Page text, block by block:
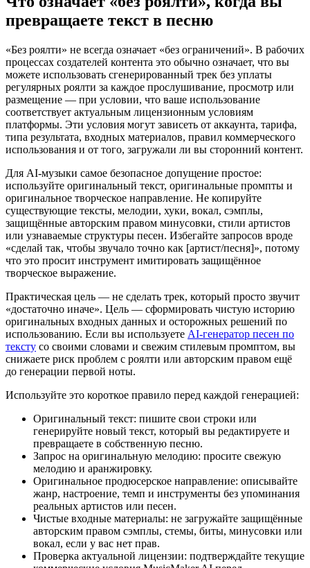
превращаете текст в песню
«Без роялти» не всегда означает «без ограничений». В рабочих
процессах создателей контента это обычно означает, что вы
можете использовать сгенерированный трек без уплаты
регулярных роялти за каждое прослушивание, просмотр или
размещение — при условии, что ваше использование
соответствует актуальным лицензионным условиям
платформы. Эти условия могут зависеть от аккаунта, тарифа,
типа результата, входных материалов, правил коммерческого
использования и от того, загружали ли вы сторонний контент.
Для AI-музыки самое безопасное допущение простое:
используйте оригинальный текст, оригинальные промпты и
оригинальное творческое направление. Не копируйте
существующие тексты, мелодии, хуки, вокал, сэмплы,
защищённые авторским правом минусовки, стили артистов
или узнаваемые структуры песен. Избегайте запросов вроде
«сделай так, чтобы звучало точно как [артист/песня]», потому
что это просит инструмент имитировать защищённое
творческое выражение.
Практическая цель — не сделать трек, который просто звучит
«достаточно иначе». Цель — сформировать чистую историю
оригинальных входных данных и осторожных решений по
использованию. Если вы используете AI-генератор песен по
тексту со своими словами и свежим стилевым промптом, вы
снижаете риск проблем с роялти или авторским правом ещё
до генерации первой ноты.
Используйте это короткое правило перед каждой генерацией:
Оригинальный текст: пишите свои строки или
генерируйте новый текст, который вы редактируете и
превращаете в собственную песню.
Запрос на оригинальную мелодию: просите свежую
мелодию и аранжировку.
Оригинальное продюсерское направление: описывайте
жанр, настроение, темп и инструменты без упоминания
реальных артистов или песен.
Чистые входные материалы: не загружайте защищённые
авторским правом сэмплы, стемы, биты, минусовки или
вокал, если у вас нет прав.
Проверка актуальной лицензии: подтверждайте текущие